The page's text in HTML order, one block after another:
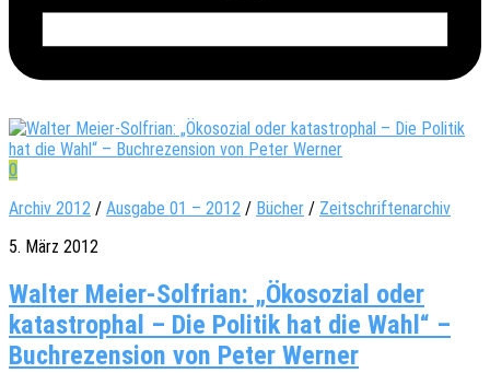
0
Archiv 2012 / Ausgabe 01 – 2012 / Bücher / Zeitschriftenarchiv
5. März 2012
Walter Meier-Solfrian: „Ökosozial oder
katastrophal – Die Politik hat die Wahl“ –
Buchrezension von Peter Werner